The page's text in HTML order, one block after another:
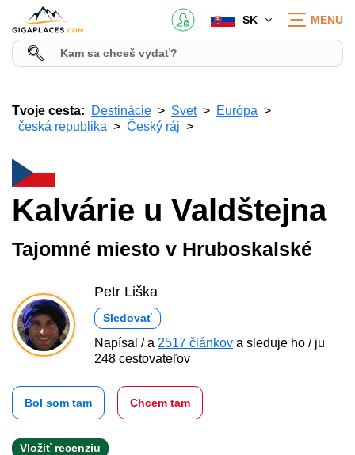
SK MENU
Tvoje cesta: Destinácie Svet
Európa
česká republika
Český ráj
Kalvárie u Valdštejna
Tajomné miesto v Hruboskalské
Petr Liška
Sledovať
Napísal / a 2517 článkov a sleduje ho / ju
248 cestovateľov
Bol som tam Chcem tam
Vložiť recenziu